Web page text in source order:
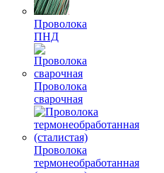
Проволока
ПНД
Проволока
сварочная
Проволока
термонеобработанная